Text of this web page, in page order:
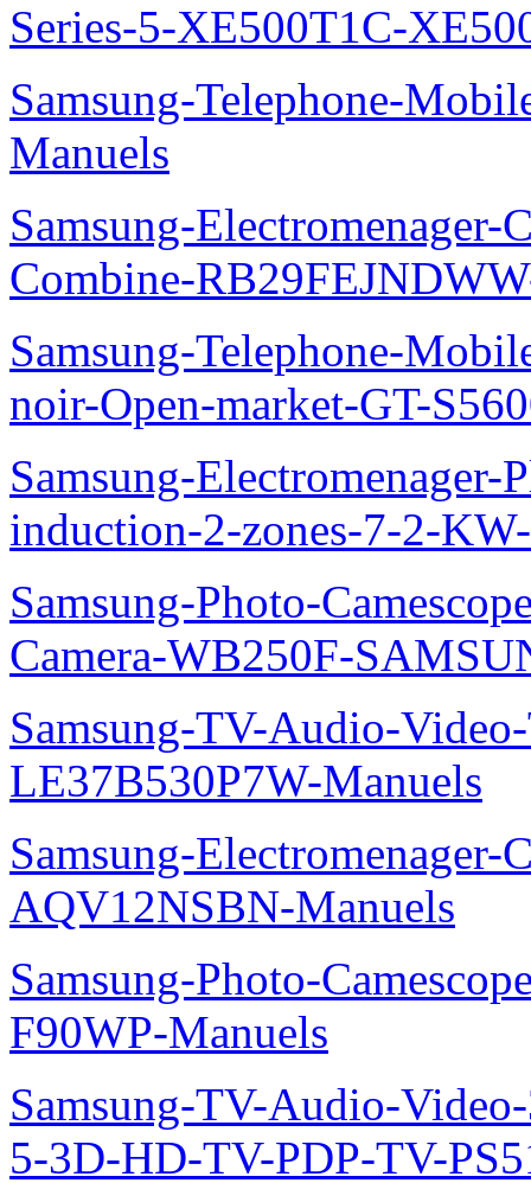
Series-5-XE500T1C-
Samsung-Telephone-
Manuels
Samsung-Electromenager-
Combine-
Samsung-Telephone-
noir-Open-market-GT-
Samsung-Electromenager-
induction-2-zones-7-2-
Samsung-Photo-
Camera-WB250F-
Samsung-TV-Audio-
LE37B530P7W-Manuels
Samsung-Electromenager-
AQV12NSBN-Manuels
Samsung-Photo-
F90WP-Manuels
Samsung-TV-Audio-
5-3D-HD-TV-PDP-TV-